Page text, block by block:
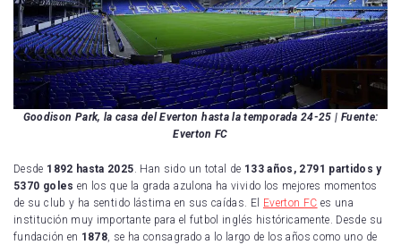
Goodison Park, la casa del Everton hasta la temporada 24-25 | Fuente:
Everton FC
Desde 1892 hasta 2025. Han sido un total de 133 años, 2791 partidos y
5370 goles en los que la grada azulona ha vivido los mejores momentos
de su club y ha sentido lástima en sus caídas. El Everton FC es una
institución muy importante para el futbol inglés históricamente. Desde su
fundación en 1878, se ha consagrado a lo largo de los años como uno de